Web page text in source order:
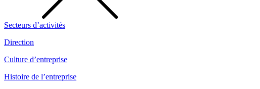
Secteurs d’activités
Direction
Culture d’entreprise
Histoire de l’entreprise